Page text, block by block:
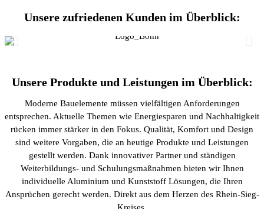
Unsere zufriedenen Kunden im Überblick:
Unsere Produkte und Leistungen im Überblick:
Moderne Bauelemente müssen vielfältigen Anforderungen
entsprechen. Aktuelle Themen wie Energiesparen und Nachhaltigkeit
rücken immer stärker in den Fokus. Qualität, Komfort und Design
sind weitere Vorgaben, die an heutige Produkte und Leistungen
gestellt werden. Dank innovativer Partner und ständigen
Weiterbildungs- und Schulungsmaßnahmen bieten wir Ihnen
individuelle Aluminium und Kunststoff Lösungen, die Ihren
Ansprüchen gerecht werden. Direkt aus dem Herzen des Rhein-Sieg-